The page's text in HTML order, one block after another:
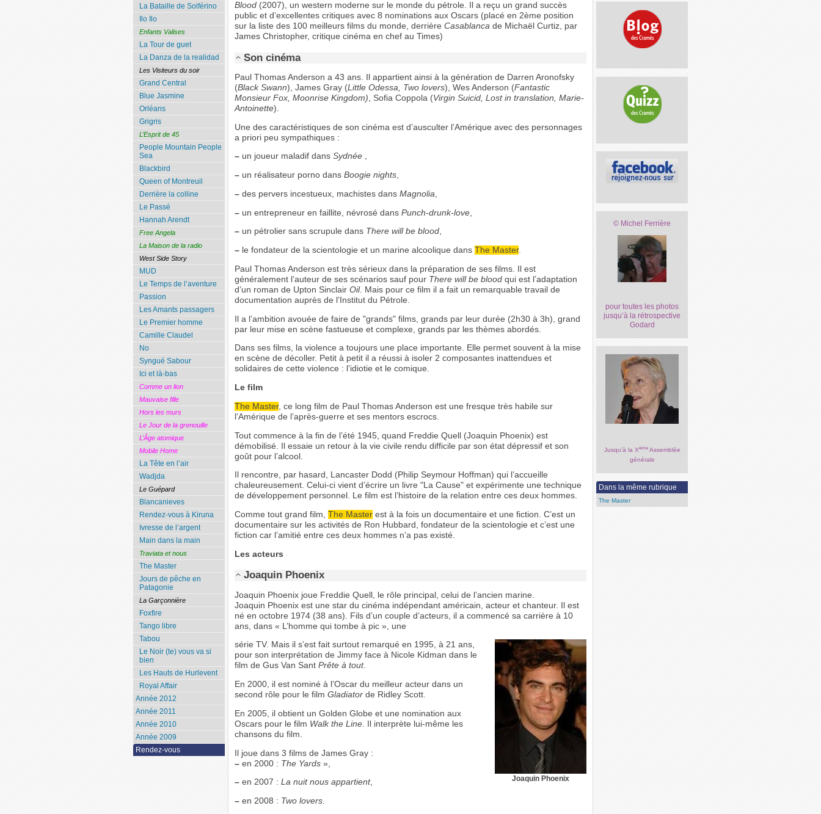
Blood(2007), un western moderne sur le monde du pétrole. Il a reçu un grand succès
public et d’excellentes critiques avec 8 nominations aux Oscars (placé en 2ème position
sur la liste des 100 meilleurs films du monde, derrière Casablancade Michaël Curtiz, par
James Christopher, critique cinéma en chef au Times)
Son cinéma
Paul Thomas Anderson a 43 ans. Il appartient ainsi à la génération de Darren Aronofsky
(Black Swann), James Gray (Little Odessa, Two lovers), Wes Anderson (Fantastic
Monsieur Fox, Moonrise Kingdom) , Sofia Coppola (Virgin Suicid, Lost in translation, Marie-
Antoinette).
Une des caractéristiques de son cinéma est d’ausculter l’Amérique avec des personnages
a priori peu sympathiques :
–un joueur maladif dans Sydnée,
–un réalisateur porno dans Boogie nights,
–des pervers incestueux, machistes dansMagnolia
–un entrepreneur en faillite, névrosé dans Punch-drunk-love,
–un pétrolier sans scrupule dans There will be blood,
–le fondateur de la scientologie et un marine alcoolique dans The Master.
Paul Thomas Anderson est très sérieux dans la préparation de ses films. Il est
généralement l’auteur de ses scénarios sauf pour There will be bloodqui est l’adaptation
d’un roman de Upton Sinclair Oil. Mais pour ce film il a fait un remarquable travail de
documentation auprès de l’Institut du Pétrole.
Il a l’ambition avouée de faire de "grands" films, grands par leur durée (2h30 à 3h), grand
par leur mise en scène fastueuse et complexe, grands par les thèmes abordés.
Dans ses films, la violence a toujours une place importante. Elle permet souvent à la mise
en scène de décoller. Petit à petit il a réussi à isoler 2 composantes inattendues et
solidaires de cette violence : l’idiotie et le comique.
Le film
The Master, ce long film de Paul Thomas Anderson est une fresque très habile sur
l’Amérique de l’après-guerre et ses mentors escrocs.
Tout commence à la fin de l’été 1945, quand Freddie Quell (Joaquin Phoenix) est
démobilisé. Il essaie un retour à la vie civile rendu difficile par son état dépressif et son
goût pour l’alcool.
Il rencontre, par hasard, Lancaster Dodd (Philip Seymour Hoffman) qui l’accueille
chaleureusement. Celui-ci vient d’écrire un livre "La Cause" et expérimente une technique
de développement personnel. Le film est l’histoire de la relation entre ces deux hommes.
Comme tout grand film, The Masterest à la fois un documentaire et une fiction. C’est un
documentaire sur les activités de Ron Hubbard, fondateur de la scientologie et c’est une
fiction car l’amitié entre ces deux hommes n’a pas existé.
Les acteurs
Joaquin Phoenix
Joaquin Phoenix joue Freddie Quell, le rôle principal, celui de l’ancien marine.
Joaquin Phoenix est une star du cinéma indépendant américain, acteur et chanteur. Il est
né en octobre 1974 (38 ans). Fils d’un couple d’acteurs, il a commencé sa carrière à 10
ans, dans « L’homme qui tombe à pic », une
Joaquin Phoenix
série TV. Mais il s’est fait surtout remarqué en 1995, à 21 ans,
pour son interprétation de Jimmy face à Nicole Kidman dans le
film de Gus Van Sant Prête à tout.
En 2000, il est nominé à l’Oscar du meilleur acteur dans un
second rôle pour le film Gladiatorde Ridley Scott.
En 2005, il obtient un Golden Globe et une nomination aux
Oscars pour le film Walk the Line. Il interprète lui-même les
chansons du film.
Il joue dans 3 films de James Gray :
–en 2000 : The Yards»,
–en 2007 : La nuit nous appartient,
–en 2008 : Two lovers.
© Michel Ferrière
pour toutes les photos
jusqu’à la rétrospective
Godard
Jusqu’à la XèmeAssemblée
générale
Dans la même rubrique
The Master
La Bataille de Solférino
Ilo Ilo
Enfants Valises
La Tour de guet
La Danza de la realidad
Les Visiteurs du soir
Grand Central
Blue Jasmine
Orléans
Grigris
L’Esprit de 45
People Mountain People
Sea
Blackbird
Queen of Montreuil
Derrière la colline
Le Passé
Hannah Arendt
Free Angela
La Maison de la radio
West Side Story
MUD
Le Temps de l’aventure
Passion
Les Amants passagers
Le Premier homme
Camille Claudel
No
Syngué Sabour
Ici et là-bas
Comme un lion
Mauvaise fille
Hors les murs
Le Jour de la grenouille
L’Âge atomique
Mobile Home
La Tête en l’air
Wadjda
Le Guépard
Blancanieves
Rendez-vous à Kiruna
Ivresse de l’argent
Main dans la main
Traviata et nous
The Master
Jours de pêche en
Patagonie
La Garçonnière
Foxfire
Tango libre
Tabou
Le Noir (te) vous va si
bien
Les Hauts de Hurlevent
Royal Affair
Année 2012
Année 2011
Année 2010
Année 2009
Rendez-vous